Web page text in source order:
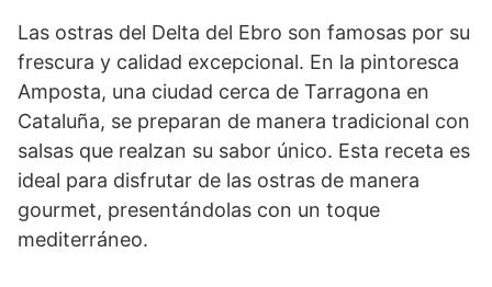
Las ostras del Delta del Ebro son famosas por su
frescura y calidad excepcional. En la pintoresca
Amposta, una ciudad cerca de Tarragona en
Cataluña, se preparan de manera tradicional con
salsas que realzan su sabor único. Esta receta es
ideal para disfrutar de las ostras de manera
gourmet, presentándolas con un toque
mediterráneo.